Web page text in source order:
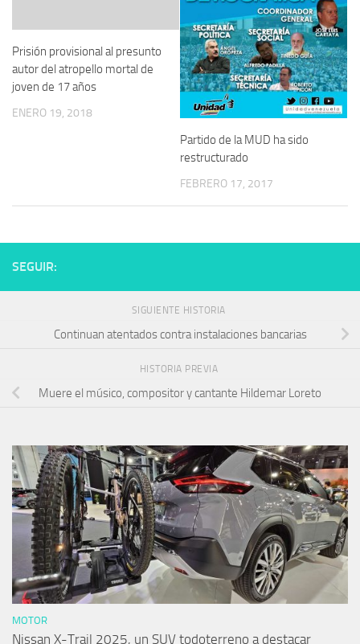
Prisión provisional al presunto
autor del atropello mortal de
joven de 17 años
ENERO 19, 2018
Partido de la MUD ha sido
restructurado
FEBRERO 17, 2017
SEGUIR:
SIGUIENTE HISTORIA
Continuan atentados contra instalaciones bancarias
HISTORIA PREVIA
Muere el músico, compositor y cantante Hildemar Loreto
MOTOR
Nissan X-Trail 2025, un SUV todoterreno a destacar